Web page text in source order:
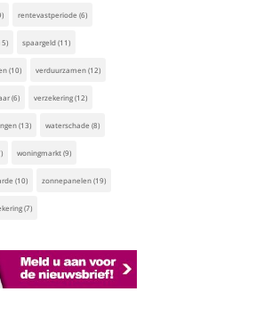
rentevastperiode (6)
spaargeld(11)
(10) verduurzamen(12)
(6) verzekering(12)
(13) waterschade (8)
woningmarkt(9)
(10) zonnepanelen(19)
(7)